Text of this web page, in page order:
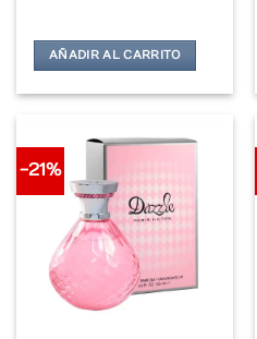
AÑADIR AL CARRITO
-21%